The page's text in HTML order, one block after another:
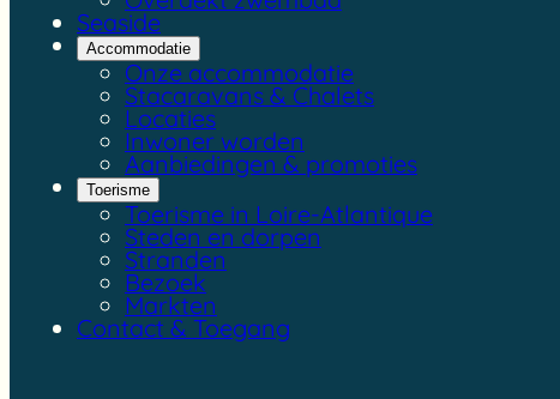
Seaside
Accommodatie
Onze accommodatie
Stacaravans & Chalets
Locaties
Inwoner worden
Aanbiedingen & promoties
Toerisme
Toerisme in Loire-Atlantique
Steden en dorpen
Stranden
Bezoek
Markten
Contact & Toegang